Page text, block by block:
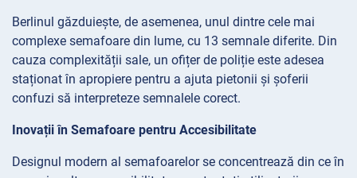
Berlinul găzduiește, de asemenea, unul dintre cele mai
complexe semafoare din lume, cu 13 semnale diferite. Din
cauza complexității sale, un ofițer de poliție este adesea
staționat în apropiere pentru a ajuta pietonii și șoferii
confuzi să interpreteze semnalele corect.
Inovații în Semafoare pentru Accesibilitate
Designul modern al semafoarelor se concentrează din ce în